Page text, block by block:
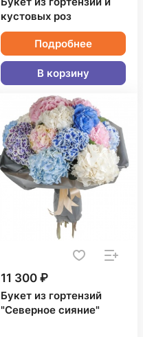
кустовых роз
Подробнее
В корзину
11 300 ₽
Букет из гортензий
"Северное сияние"